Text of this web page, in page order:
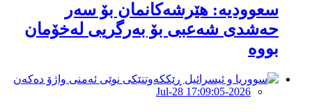
‏سعوودیە: هێرشەكانمان بۆ سەر
حەشدی شەعبی بۆ بەرگریی لەخۆمان
بووە
2026-Jul-28 17:09:05